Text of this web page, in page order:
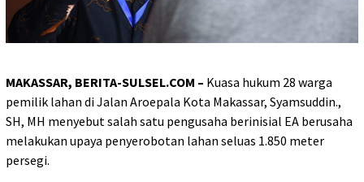
MAKASSAR, BERITA-SULSEL.COM – Kuasa hukum 28 warga
pemilik lahan di Jalan Aroepala Kota Makassar, Syamsuddin.,
SH, MH menyebut salah satu pengusaha berinisial EA berusaha
melakukan upaya penyerobotan lahan seluas 1.850 meter
persegi.